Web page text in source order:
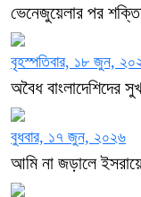
ভেনেজুয়েলার পর
বৃহস্পতিবার, ১৮ জুন,
অবৈধ বাংলাদেশিদের
বুধবার, ১৭ জুন, ২০২৬
আমি না জড়ালে